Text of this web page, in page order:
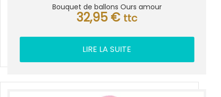
Bouquet de ballons Ours amour
32,95 € ttc
LIRE LA SUITE